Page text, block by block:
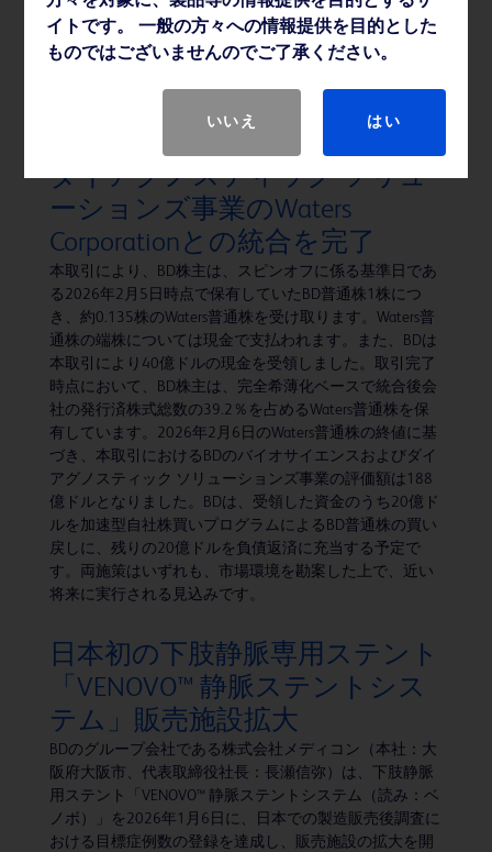
の「ピュアウィック™ 体外式カテーテル」シリーズよ
り、新たに「ピュアウィック™ フレックス 女性用体外式
カテーテル」および「ピュアウィック™ 男性用体外式カ
ダイアグノスティック ソリュ
ーションズ事業のWaters
Corporationとの統合を完了
本取引により、BD株主は、スピンオフに係る基準日であ
る2026年2月5日時点で保有していたBD普通株1株につ
き、約0.135株のWaters普通株を受け取ります。Waters普
通株の端株については現金で支払われます。また、BDは
本取引により40億ドルの現金を受領しました。取引完了
時点において、BD株主は、完全希薄化ベースで統合後会
社の発行済株式総数の39.2％を占めるWaters普通株を保
有しています。2026年2月6日のWaters普通株の終値に基
づき、本取引におけるBDのバイオサイエンスおよびダイ
アグノスティック ソリューションズ事業の評価額は188
億ドルとなりました。BDは、受領した資金のうち20億ド
ルを加速型自社株買いプログラムによるBD普通株の買い
戻しに、残りの20億ドルを負債返済に充当する予定で
す。両施策はいずれも、市場環境を勘案した上で、近い
将来に実行される見込みです。
日本初の下肢静脈専用ステント
「VENOVO™ 静脈ステントシス
テム」販売施設拡大
BDのグループ会社である株式会社メディコン（本社：大
阪府大阪市、代表取締役社長：長瀬信弥）は、下肢静脈
用ステント「VENOVO™ 静脈ステントシステム（読み：ベ
ノボ）」を2026年1月6日に、日本での製造販売後調査に
おける目標症例数の登録を達成し、販売施設の拡大を開
イトです。 一般の方々への情報提供を目的とした
ものではございませんのでご了承ください。
いいえ はい